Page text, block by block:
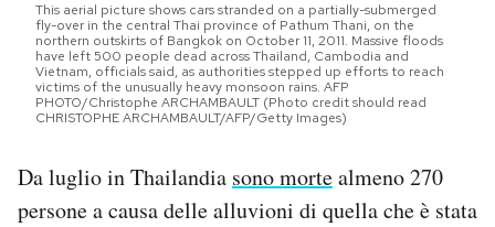
I MIEI PREFERITI
SHOP
CALENDARIO
This aerial picture shows cars stranded on a partially-submerged
fly-over in the central Thai province of Pathum Thani, on the
northern outskirts of Bangkok on October 11, 2011. Massive floods
have left 500 people dead across Thailand, Cambodia and
Vietnam, officials said, as authorities stepped up efforts to reach
victims of the unusually heavy monsoon rains. AFP
PHOTO/Christophe ARCHAMBAULT (Photo credit should read
CHRISTOPHE ARCHAMBAULT/AFP/Getty Images)
Da luglio in Thailandia sono mortealmeno 270
persone a causa delle alluvioni di quella che è stata